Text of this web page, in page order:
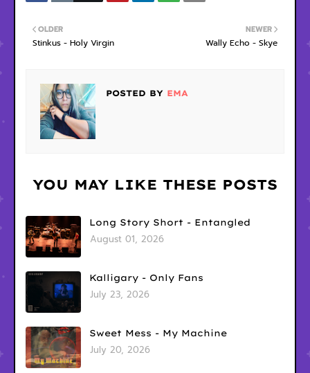
NEWER
Wally Echo - Skye
OLDER
Stinkus - Holy Virgin
POSTED BY EMA
YOU MAY LIKE THESE POSTS
Long Story Short - Entangled
August 01, 2026
Kalligary - Only Fans
July 23, 2026
Sweet Mess - My Machine
July 20, 2026